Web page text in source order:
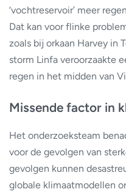
‘vochtreservoir’ meer
Dat kan voor flinke
zoals bij orkaan Harvey in
storm Linfa veroorzaakte
regen in het midden van
Missende factor in
Het onderzoeksteam
voor de gevolgen van
gevolgen kunnen
globale klimaatmodellen